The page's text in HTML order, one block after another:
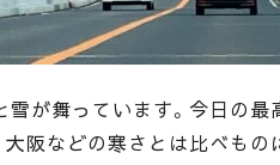
が舞っています。今日の最
阪などの寒さとは比べもの